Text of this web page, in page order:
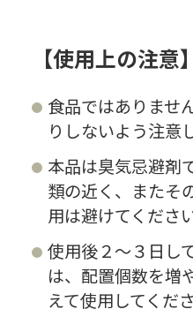
【使用上の注意】
食品ではありませ
りしないよう注意
本品は臭気忌避剤
類の近く、またそ
用は避けてください
使用後２～３日し
は、配置個数を増
えて使用してくださ